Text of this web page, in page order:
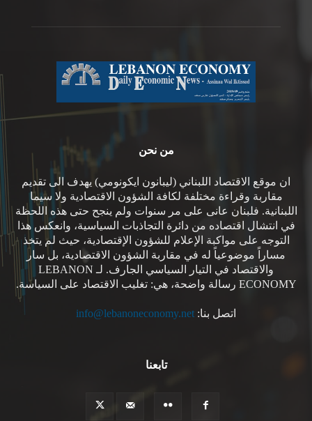
من نحن
ان موقع الاقتصاد اللبناني (ليبانون ايكونومي) يهدف الى تقديم
مقاربة وقراءة مختلفة لكافة الشؤون الاقتصادية ولا سيما
اللبنانية. فلبنان عانى على مر سنوات ولم ينجح حتى هذه اللحظة
في انتشال اقتصاده من دائرة التجاذبات السياسية، وانعكس هذا
التوجه على مواكبة الإعلام للشؤون الإقتصادية، حيث لم يتخذ
مساراً موضوعياً له في مقاربة الشؤون الاقتصادية، بل سار
والاقتصاد في التيار السياسي الجارف. لـ LEBANON
ECONOMY رسالة واضحة، هي: تغليب الاقتصاد على السياسة.
اتصل بنا: info@lebanoneconomy.net
تابعنا